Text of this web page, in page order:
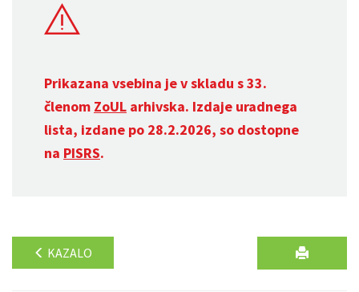
Prikazana vsebina je v skladu s 33.
členom ZoUL arhivska. Izdaje uradnega
lista, izdane po 28.2.2026, so dostopne
na PISRS.
KAZALO